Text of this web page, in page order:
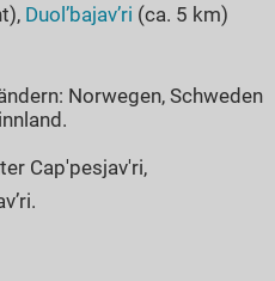
Duol’bajav’ri (ca. 5 km)
Norwegen, Schweden
Cap'pesjav'ri,